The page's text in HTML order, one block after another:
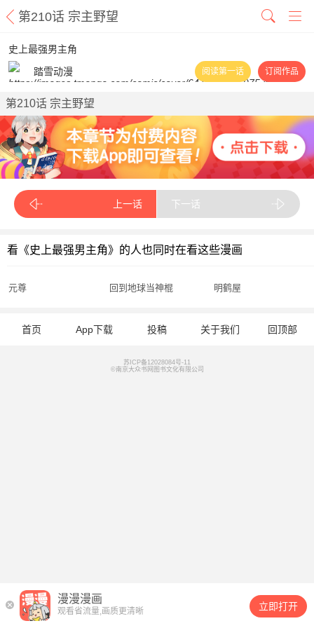
第210话 宗主野望
史上最强男主角
踏雪动漫
阅读第一话 订阅作品
第210话 宗主野望
上一话 下一话
看《史上最强男主角》的人也同时在看这些漫画
元尊 回到地球当神棍 明鹤屋
首页 App下载 投稿 关于我们 回顶部
苏ICP备12028084号-11
©南京大众书网图书文化有限公司
漫漫漫画
观看省流量,画质更清晰 立即打开